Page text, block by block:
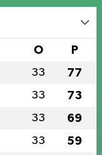
O P
33 77
33 73
33 69
33 59